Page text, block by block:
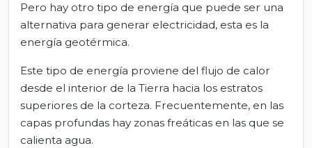
Pero hay otro tipo de energía que puede ser una
alternativa para generar electricidad, esta es la
energía geotérmica.
Este tipo de energía proviene del flujo de calor
desde el interior de la Tierra hacia los estratos
superiores de la corteza. Frecuentemente, en las
capas profundas hay zonas freáticas en las que se
calienta agua.